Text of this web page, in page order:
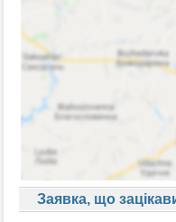
Заявка, що